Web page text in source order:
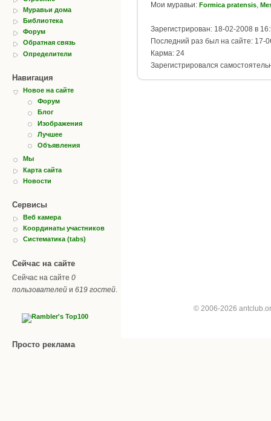
Муравьи дома
Библиотека
Форум
Обратная связь
Определители
Навигация
Новое на сайте
Форум
Блог
Изображения
Лучшее
Объявления
Мы
Карта сайта
Новости
Сервисы
Веб камера
Координаты участников
Систематика (tabs)
Сейчас на сайте
Сейчас на сайте 0
пользователей и 619 гостей.
Просто реклама
Мои муравьи: Formica pratensis,
Зарегистрирован: 18-02-2008 в
Последний раз был на сайте: 17-
Карма: 24
Зарегистрировался
© 2006-2026